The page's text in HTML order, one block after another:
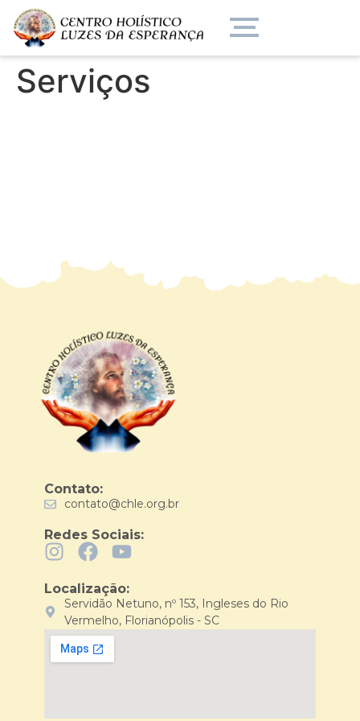
Serviços
Contato:
contato@chle.org.br
Redes Sociais:
Localização:
Servidão Netuno, nº 153, Ingleses do Rio
Vermelho, Florianópolis - SC